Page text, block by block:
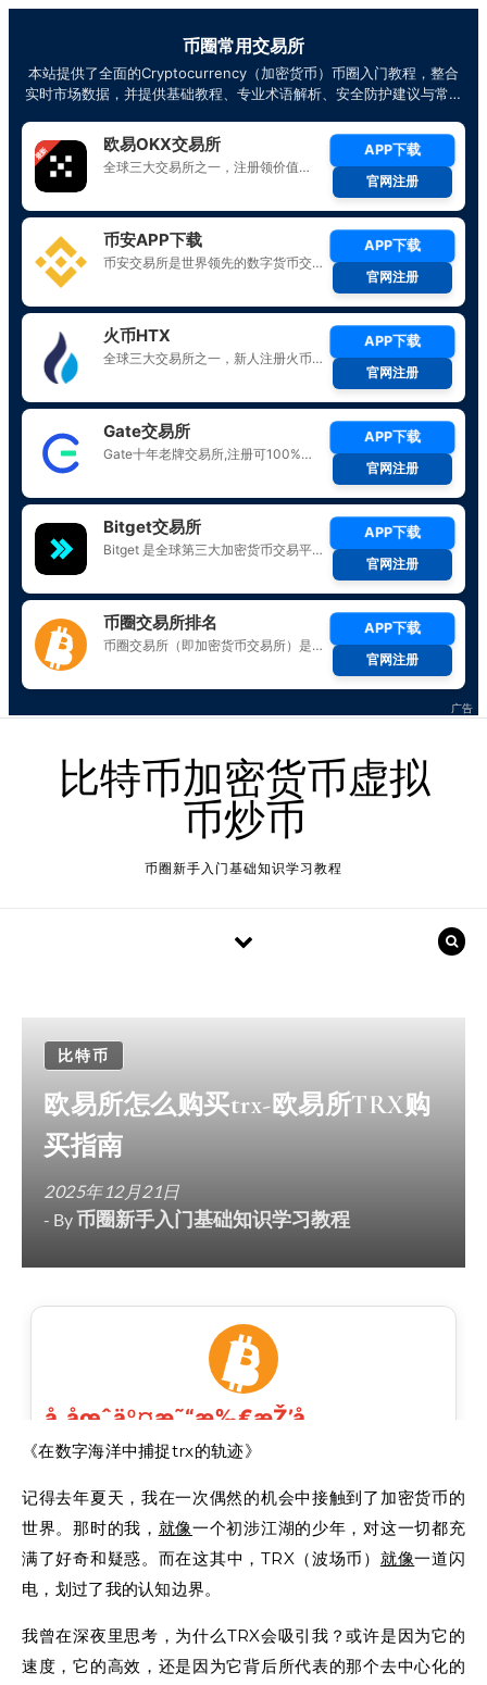
比特币加密货币虚拟
币炒币
币圈新手入门基础知识学习教程
比特币
欧易所怎么购买trx-欧易所TRX购
买指南
2025年12月21日
- By币圈新手入门基础知识学习教程
《在数字海洋中捕捉trx的轨迹》
记得去年夏天，我在一次偶然的机会中接触到了加密货币的
世界。那时的我， 就像一个初涉江湖的少年，对这一切都充
满了好奇和疑惑。而在这其中，TRX（波场币） 就像一道闪
电，划过了我的认知边界。
我曾在深夜里思考，为什么TRX会吸引我？或许是因为它的
速度，它的高效，还是因为它背后所代表的那个去中心化的